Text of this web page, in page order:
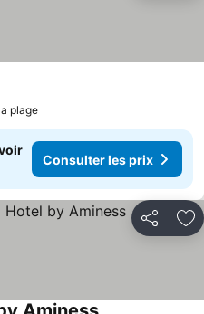
plage
Consulter les prix
Partager